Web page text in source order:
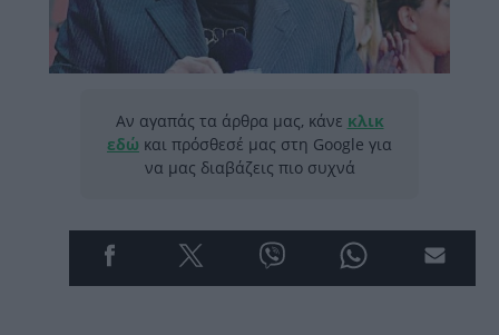
Αν αγαπάς τα άρθρα μας, κάνε κλικ
εδώ και πρόσθεσέ μας στη Google για
να μας διαβάζεις πιο συχνά